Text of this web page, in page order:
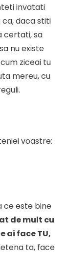
invatati
daca stiti
certati, sa
nu existe
ziceai tu
mereu, cu
voastre:
ce este bine
de mult cu
ai face TU,
ta, face